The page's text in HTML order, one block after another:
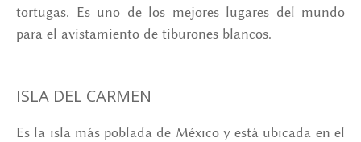
tortugas. Es uno de los mejores lugares del mundo
para el avistamiento de tiburones blancos.
ISLA DEL CARMEN
Es la isla más poblada de México y está ubicada en el